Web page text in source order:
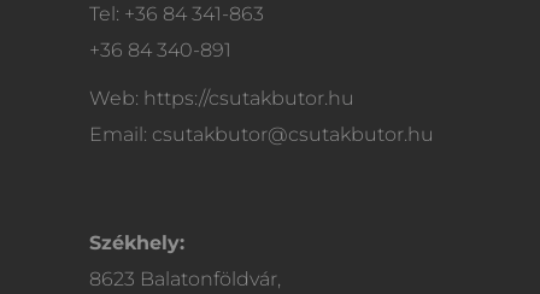
Tel: +36 84 341-863
+36 84 340-891
Web: https://csutakbutor.hu
Email: csutakbutor@csutakbutor.hu
Székhely:
8623 Balatonföldvár,